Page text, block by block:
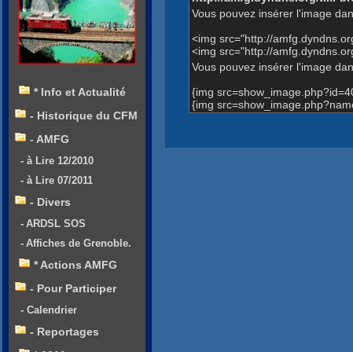
Vous pouvez insérer l'image
<img src="http://
<img src="http://
Vous pouvez insérer l'image
{img
{img
* Info et Actualité
- Historique du CFM
- AMFG
- à Lire 12/2010
- à Lire 07/2011
- Divers
- ARDSL SOS
- Affiches de Grenoble.
* Actions AMFG
- Pour Participer
- Calendrier
- Reportages